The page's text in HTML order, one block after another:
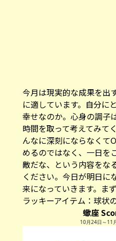
今月は現実的な成果を出
に適しています。自分に
幸せなのか。心身の調子
時間を取って考えてみて
んなに深刻にならなくて
めるのではなく、一日を
敵だな、という内容をな
ください。今日が明日に
来になっていきます。ま
ラッキーアイテム：球状
蠍座
10月24日～11